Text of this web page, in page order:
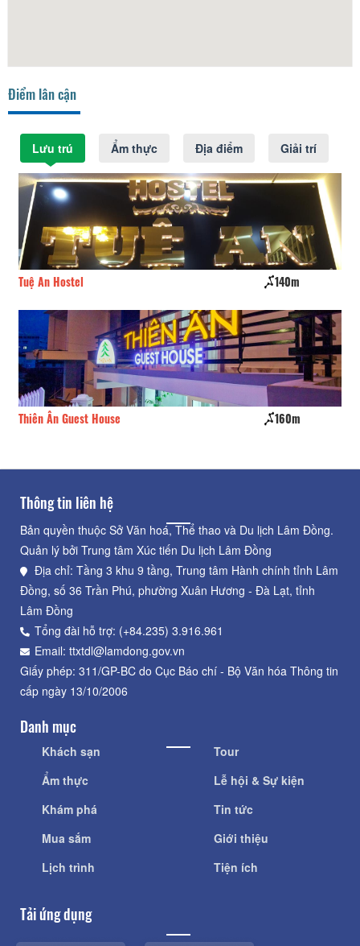
Điểm lân cận
Lưu trú Ẩm thực Địa điểm Giải trí
Tuệ An Hostel 140m
Thiên Ân Guest House 160m
Thông tin liên hệ
Bản quyền thuộc Sở Văn hoá, Thể thao và Du lịch Lâm Đồng.
Quản lý bởi Trung tâm Xúc tiến Du lịch Lâm Đồng
Địa chỉ: Tầng 3 khu 9 tầng, Trung tâm Hành chính tỉnh Lâm
Đồng, số 36 Trần Phú, phường Xuân Hương - Đà Lạt, tỉnh
Lâm Đồng
Tổng đài hỗ trợ: (+84.235) 3.916.961
Email: ttxtdl@lamdong.gov.vn
Giấy phép: 311/GP-BC do Cục Báo chí - Bộ Văn hóa Thông tin
cấp ngày 13/10/2006
Danh mục
Khách sạn
Ẩm thực
Khám phá
Mua sắm
Lịch trình
Tour
Lễ hội & Sự kiện
Tin tức
Giới thiệu
Tiện ích
Tải ứng dụng